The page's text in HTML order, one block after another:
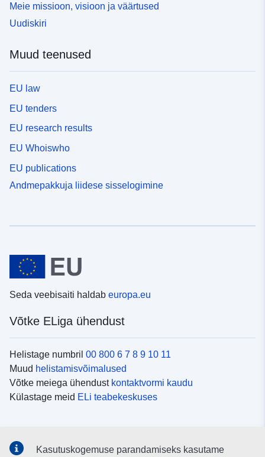
Meie missioon, visioon ja väärtused
Uudiskiri
Muud teenused
EU law
EU tenders
EU research results
EU Whoiswho
EU publications
Andmepakkuja liidese sisselogimine
Seda veebisaiti haldab europa.eu
Võtke ELiga ühendust
Helistage numbril 00 800 6 7 8 9 10 11
Muud helistamisvõimalused
Võtke meiega ühendust kontaktvormi kaudu
Külastage meid ELi teabekeskuses
Kasutuskogemuse parandamiseks kasutame